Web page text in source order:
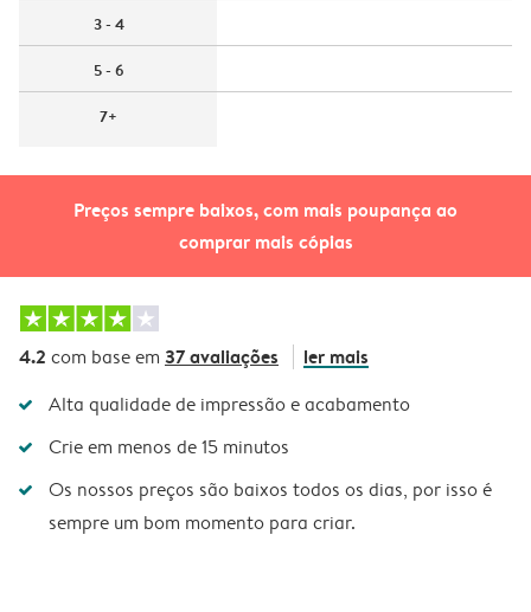
Preços sempre baixos, com mais poupança ao
comprar mais cópias
3 - 4
5 - 6
7+
4.2 com base em 37 avaliações ler mais
Alta qualidade de impressão e acabamento
Crie em menos de 15 minutos
Os nossos preços são baixos todos os dias, por isso é
sempre um bom momento para criar.